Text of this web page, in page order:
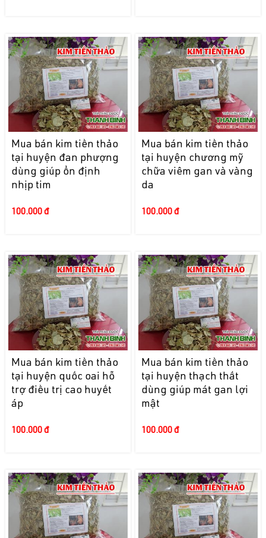
Mua bán kim tiền thảo
tại huyện đan phượng
dùng giúp ổn định
nhịp tim
100.000 đ
Mua bán kim tiền thảo
tại huyện chương mỹ
chữa viêm gan và vàng
da
100.000 đ
Mua bán kim tiền thảo
tại huyện quốc oai hỗ
trợ điều trị cao huyết
áp
100.000 đ
Mua bán kim tiền thảo
tại huyện thạch thất
dùng giúp mát gan lợi
mật
100.000 đ